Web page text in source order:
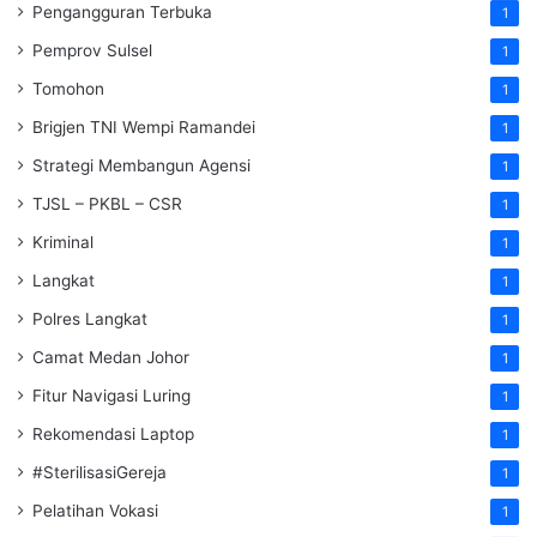
Pengangguran Terbuka 1
Pemprov Sulsel 1
Tomohon 1
Brigjen TNI Wempi Ramandei 1
Strategi Membangun Agensi 1
TJSL – PKBL – CSR 1
Kriminal 1
Langkat 1
Polres Langkat 1
Camat Medan Johor 1
Fitur Navigasi Luring 1
Rekomendasi Laptop 1
#SterilisasiGereja 1
Pelatihan Vokasi 1